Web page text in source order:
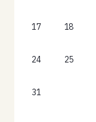
17 18
24 25
31